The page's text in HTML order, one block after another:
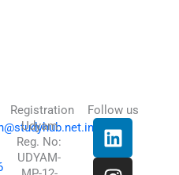
Registration
Udyam
Reg. No:
UDYAM-
Follow us
L
i
n
I
n
s
T
h
r
X
-
t